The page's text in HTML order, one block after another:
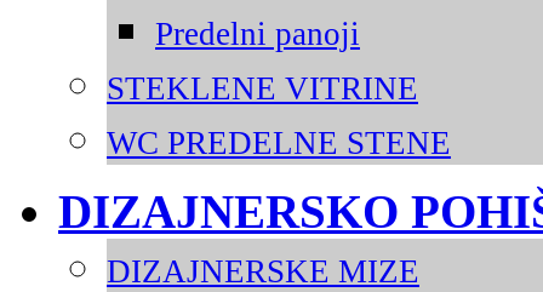
Predelni panoji
STEKLENE VITRINE
WC PREDELNE STENE
DIZAJNERSKO
DIZAJNERSKE MIZE